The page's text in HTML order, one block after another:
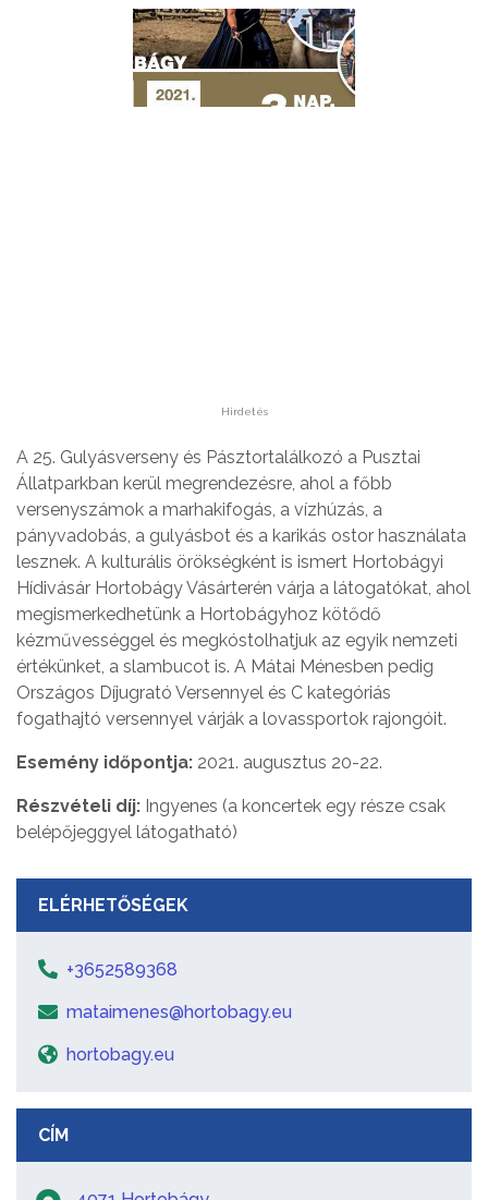
Hirdetés
A 25. Gulyásverseny és Pásztortalálkozó a Pusztai
Állatparkban kerül megrendezésre, ahol a főbb
versenyszámok a marhakifogás, a vízhúzás, a
pányvadobás, a gulyásbot és a karikás ostor használata
lesznek. A kulturális örökségként is ismert Hortobágyi
Hídivásár Hortobágy Vásárterén várja a látogatókat, ahol
megismerkedhetünk a Hortobágyhoz kötődő
kézművességgel és megkóstolhatjuk az egyik nemzeti
értékünket, a slambucot is. A Mátai Ménesben pedig
Országos Díjugrató Versennyel és C kategóriás
fogathajtó versennyel várják a lovassportok rajongóit.
Esemény időpontja: 2021. augusztus 20-22.
Részvételi díj: Ingyenes (a koncertek egy része csak
belépőjeggyel látogatható)
ELÉRHETŐSÉGEK
+3652589368
mataimenes@hortobagy.eu
hortobagy.eu
CÍM